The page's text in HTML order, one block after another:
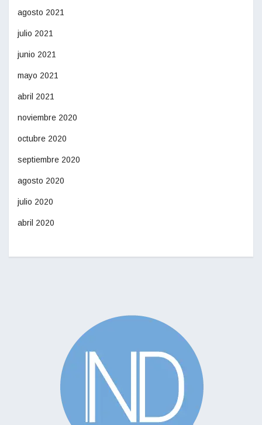
agosto 2021
julio 2021
junio 2021
mayo 2021
abril 2021
noviembre 2020
octubre 2020
septiembre 2020
agosto 2020
julio 2020
abril 2020